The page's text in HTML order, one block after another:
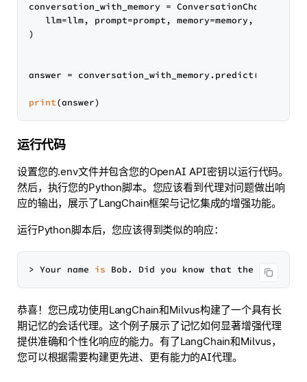
conversation_with_memory = ConversationChain(
   llm=llm, prompt=prompt, memory=memory, verbose=
)
answer = conversation_with_memory.predict(
print
运行代码
设置您的.env文件并包含您的OpenAI API密钥以运行代码。
然后，执行您的Python脚本。您应该看到代理对问题做出响
应的输出，展示了LangChain框架与记忆集成的增强功能。
运行Python脚本后，您应该得到类似的响应：
> Your name is Bob. Did you know that the name
恭喜！您已成功使用LangChain和Milvus构建了一个具有长
期记忆的会话代理。这个例子展示了记忆如何显著增强代理
提供准确和个性化响应的能力。有了LangChain和Milvus，
您可以根据需要构建更先进、更有能力的AI代理。